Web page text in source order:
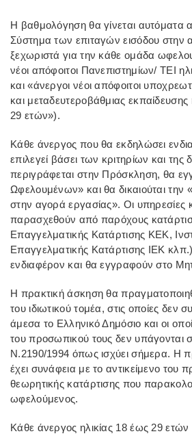
Η βαθμολόγηση θα γίνεται αυτόματα
Σύστημα των επιταγών εισόδου στην
ξεχωριστά για την κάθε ομάδα
νέοι απόφοιτοι Πανεπιστημίων/ ΤΕΙ
και «άνεργοι νέοι απόφοιτοι
και μεταδευτεροβάθμιας εκπαίδευσης
29 ετών»).
Κάθε άνεργος που θα εκδηλώσει
επιλεγεί βάσει των κριτηρίων και της
περιγράφεται στην Πρόσκληση, θα
Ωφελουμένων» και θα δικαιούται την
στην αγορά εργασίας». Οι υπηρεσίες
παρασχεθούν από παρόχους
Επαγγελματικής Κατάρτισης ΚΕΚ,
Επαγγελματικής Κατάρτισης ΙΕΚ
ενδιαφέρον και θα εγγραφούν στο
Η πρακτική άσκηση θα
του ιδιωτικού τομέα, στις οποίες δεν
άμεσα το Ελληνικό Δημόσιο και οι
του προσωπικού τους δεν υπάγονται
Ν.2190/1994 όπως ισχύει σήμερα. Η
έχει συνάφεια με το αντικείμενο του
θεωρητικής κατάρτισης που
ωφελούμενος.
Κάθε άνεργος ηλικίας 18 έως 29